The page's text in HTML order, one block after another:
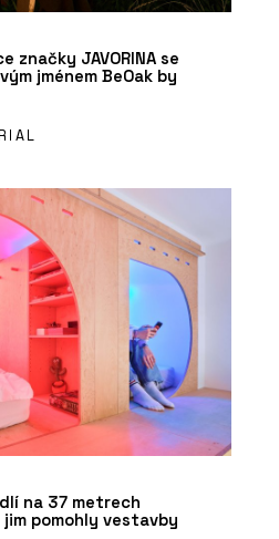
JAVORINA se
jménem BeOak by
na 37 metrech
pomohly vestavby